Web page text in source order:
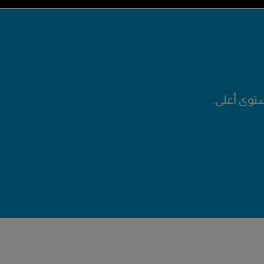
أعلى.
مع شركات جديدة.
على تطوير صناعة محلية وزيادة الوعي